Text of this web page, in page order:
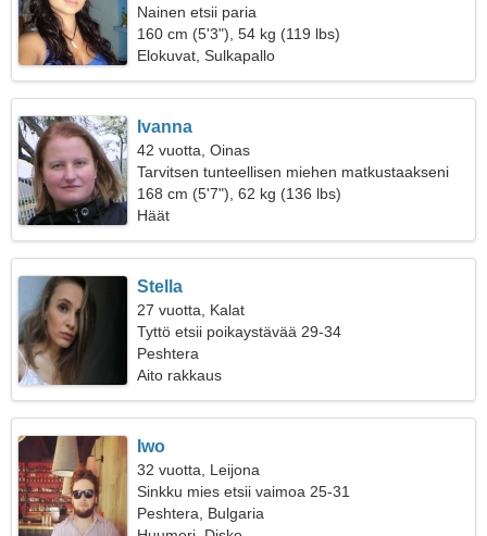
Nainen etsii paria
160 cm (5'3"), 54 kg (119 lbs)
Elokuvat, Sulkapallo
Ivanna
42 vuotta, Oinas
Tarvitsen tunteellisen miehen matkustaakseni
yhdessä
168 cm (5'7"), 62 kg (136 lbs)
Häät
Stella
27 vuotta, Kalat
Tyttö etsii poikaystävää 29-34
Peshtera
Aito rakkaus
Iwo
32 vuotta, Leijona
Sinkku mies etsii vaimoa 25-31
Peshtera, Bulgaria